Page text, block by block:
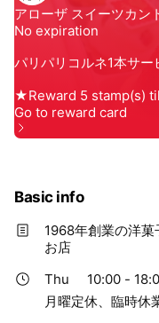
Basic info
1968年創業の洋
お店
Thu
10:00 -
月曜定休、臨時休